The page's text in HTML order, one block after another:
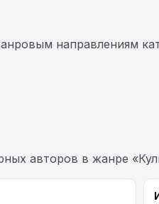
направлениям
авторов в жанре